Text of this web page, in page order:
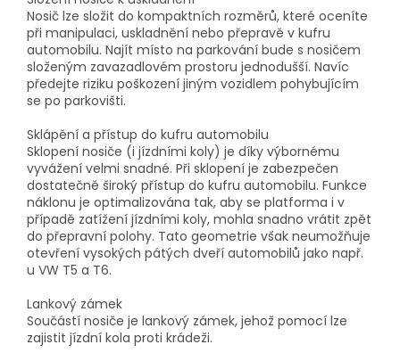
Nosič lze složit do kompaktních rozměrů, které oceníte
při manipulaci, uskladnění nebo přepravě v kufru
automobilu. Najít místo na parkování bude s nosičem
složeným zavazadlovém prostoru jednodušší. Navíc
předejte riziku poškození jiným vozidlem pohybujícím
se po parkovišti.
Sklápění a přístup do kufru automobilu
Sklopení nosiče (i jízdními koly) je díky výbornému
vyvážení velmi snadné. Při sklopení je zabezpečen
dostatečně široký přístup do kufru automobilu. Funkce
náklonu je optimalizována tak, aby se platforma i v
případě zatížení jízdními koly, mohla snadno vrátit zpět
do přepravní polohy. Tato geometrie však neumožňuje
otevření vysokých pátých dveří automobilů jako např.
u VW T5 a T6.
Lankový zámek
Součástí nosiče je lankový zámek, jehož pomocí lze
zajistit jízdní kola proti krádeži.